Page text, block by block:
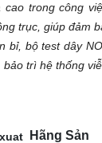
cao trong công
trục, giúp đảm
bỉ, bộ test dây
trì hệ thống
Hãng Sản